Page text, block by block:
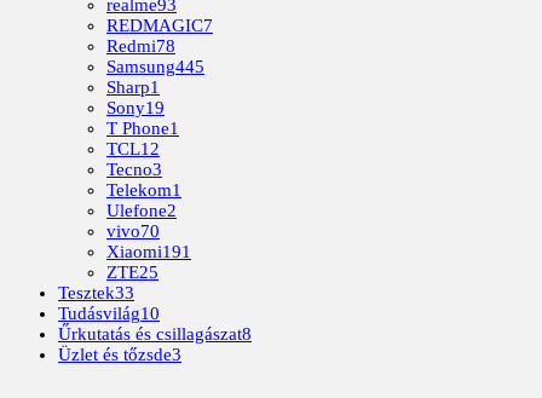
realme93
REDMAGIC7
Redmi78
Samsung445
Sharp1
Sony19
T Phone1
TCL12
Tecno3
Telekom1
Ulefone2
vivo70
Xiaomi191
ZTE25
Tesztek33
Tudásvilág10
Űrkutatás és csillagászat8
Üzlet és tőzsde3